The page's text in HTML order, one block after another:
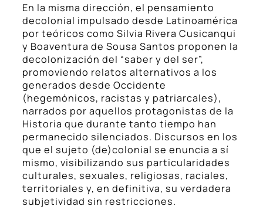
En la misma dirección, el pensamiento
decolonial impulsado desde Latinoamérica
por teóricos como Silvia Rivera Cusicanqui
y Boaventura de Sousa Santos proponen la
decolonización del “saber y del ser”,
promoviendo relatos alternativos a los
generados desde Occidente
(hegemónicos, racistas y patriarcales),
narrados por aquellos protagonistas de la
Historia que durante tanto tiempo han
permanecido silenciados. Discursos en los
que el sujeto (de)colonial se enuncia a sí
mismo, visibilizando sus particularidades
culturales, sexuales, religiosas, raciales,
territoriales y, en definitiva, su verdadera
subjetividad sin restricciones.